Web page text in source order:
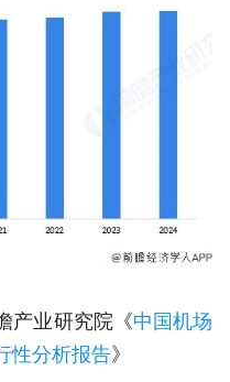
产业研究院《中国机场
性分析报告》